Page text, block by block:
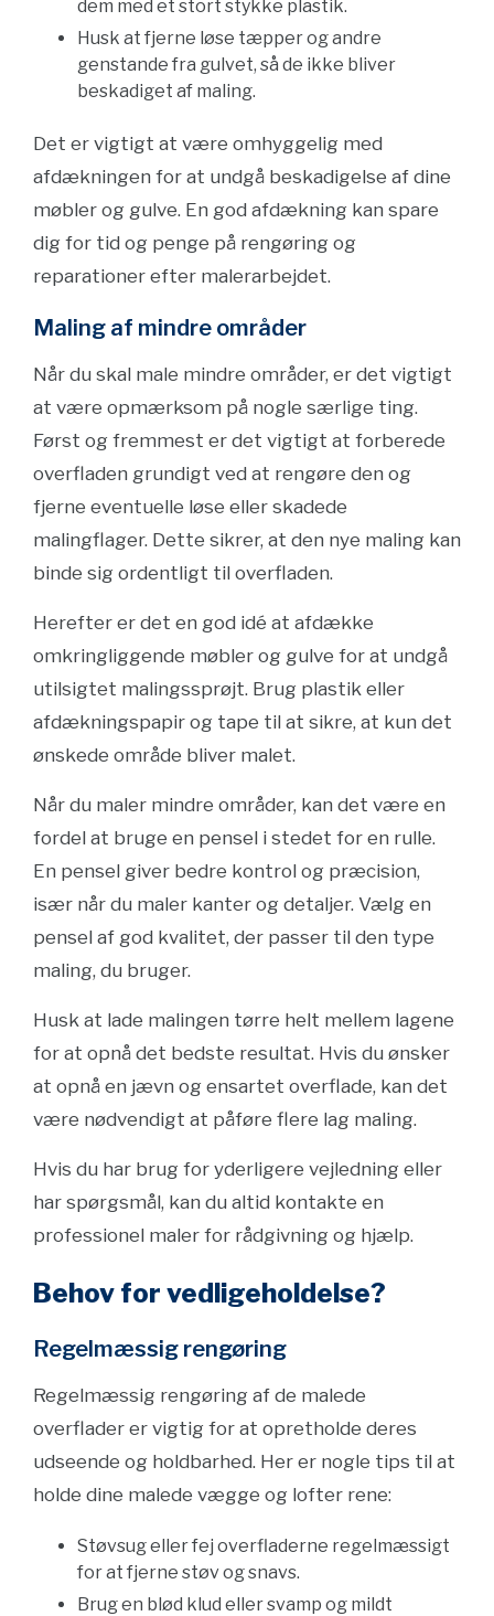
dem med et stort stykke plastik.
Husk at fjerne løse tæpper og andre
genstande fra gulvet, så de ikke bliver
beskadiget af maling.
Det er vigtigt at være omhyggelig med
afdækningen for at undgå beskadigelse af dine
møbler og gulve. En god afdækning kan spare
dig for tid og penge på rengøring og
reparationer efter malerarbejdet.
Maling af mindre områder
Når du skal male mindre områder, er det vigtigt
at være opmærksom på nogle særlige ting.
Først og fremmest er det vigtigt at forberede
overfladen grundigt ved at rengøre den og
fjerne eventuelle løse eller skadede
malingflager. Dette sikrer, at den nye maling kan
binde sig ordentligt til overfladen.
Herefter er det en god idé at afdække
omkringliggende møbler og gulve for at undgå
utilsigtet malingssprøjt. Brug plastik eller
afdækningspapir og tape til at sikre, at kun det
ønskede område bliver malet.
Når du maler mindre områder, kan det være en
fordel at bruge en pensel i stedet for en rulle.
En pensel giver bedre kontrol og præcision,
især når du maler kanter og detaljer. Vælg en
pensel af god kvalitet, der passer til den type
maling, du bruger.
Husk at lade malingen tørre helt mellem lagene
for at opnå det bedste resultat. Hvis du ønsker
at opnå en jævn og ensartet overflade, kan det
være nødvendigt at påføre flere lag maling.
Hvis du har brug for yderligere vejledning eller
har spørgsmål, kan du altid kontakte en
professionel maler for rådgivning og hjælp.
Behov for vedligeholdelse?
Regelmæssig rengøring
Regelmæssig rengøring af de malede
overflader er vigtig for at opretholde deres
udseende og holdbarhed. Her er nogle tips til at
holde dine malede vægge og lofter rene:
Støvsug eller fej overfladerne regelmæssigt
for at fjerne støv og snavs.
Brug en blød klud eller svamp og mildt